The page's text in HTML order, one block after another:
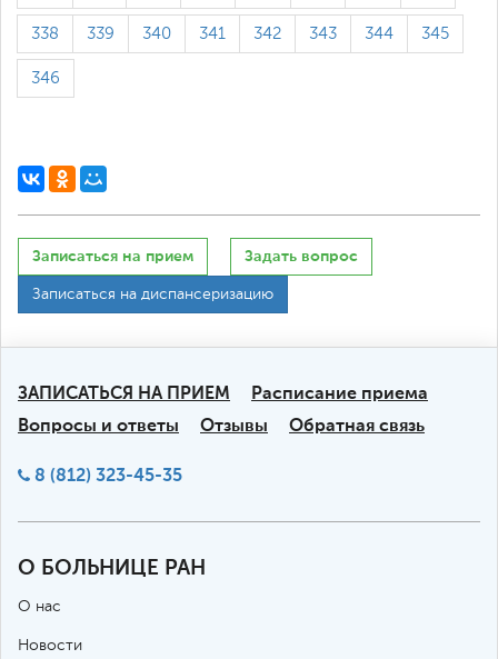
338 339 340 341 342 343 344 345
346
Записаться на прием Задать вопрос
Записаться на диспансеризацию
ЗАПИСАТЬСЯ НА ПРИЕМ
Расписание приема
Вопросы и ответы
Отзывы Обратная связь
8 (812) 323-45-35
О БОЛЬНИЦЕ РАН
О нас
Новости